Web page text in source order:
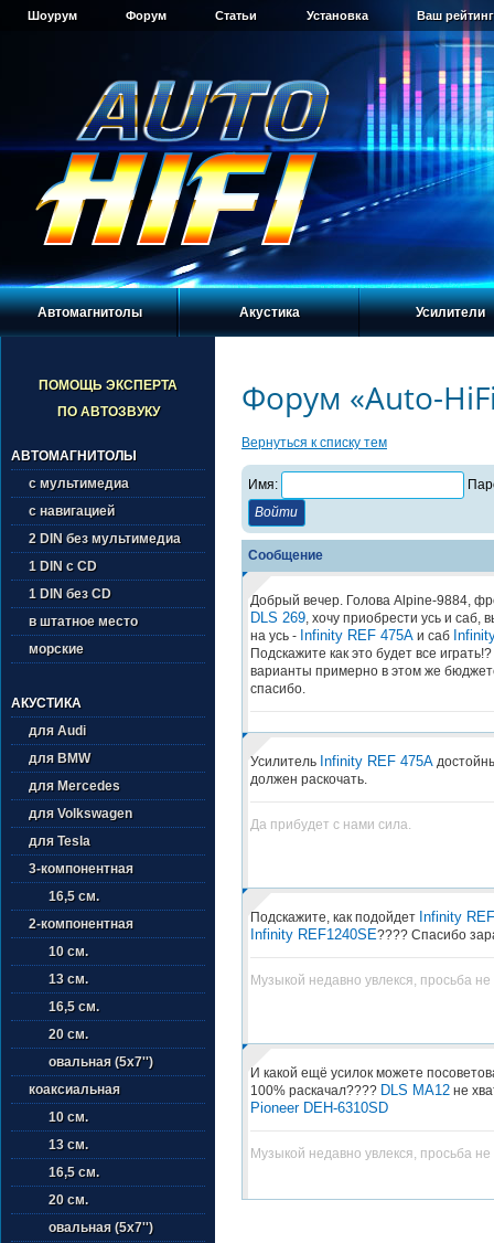
Шоурум Форум Статьи Установка Ваш
Автомагнитолы Акустика Усилители
ПОМОЩЬ ЭКСПЕРТА
ПО АВТОЗВУКУ
АВТОМАГНИТОЛЫ
с мультимедиа
с навигацией
2 DIN без мультимедиа
1 DIN с CD
1 DIN без CD
в штатное место
морские
АКУСТИКА
для Audi
для BMW
для Mercedes
для Volkswagen
для Tesla
3-компонентная
16,5 см.
2-компонентная
10 см.
13 см.
16,5 см.
20 см.
овальная (5х7'')
коаксиальная
10 см.
13 см.
16,5 см.
20 см.
овальная (5х7'')
Форум «Auto-
Вернуться к списку тем
Имя:
Сообщение
Добрый вечер. Голова Alpine-9884,
DLS 269, хочу приобрести усь и саб,
на усь - Infinity REF 475Aи саб
Подскажите как это будет все
варианты примерно в этом же
спасибо.
Усилитель Infinity REF 475A
должен раскочать.
Да прибудет с нами сила.
Подскажите, как подойдет Infinity
Infinity REF1240SE???? Спасибо
Музыкой недавно увлекся, просьба не
И какой ещё усилок можете
100% раскачал???? DLS MA12не
Pioneer DEH-6310SD
Музыкой недавно увлекся, просьба не